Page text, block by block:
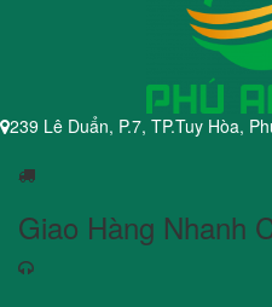
239 Lê Duẩn, P.7, TP.Tuy Hòa,
Giao Hàng Nhanh